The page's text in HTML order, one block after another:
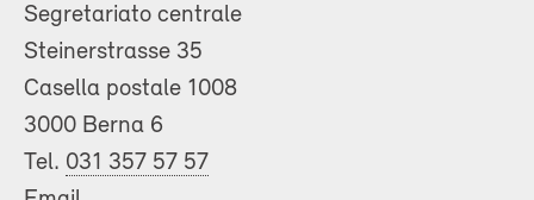
Segretariato centrale
Steinerstrasse 35
Casella postale 1008
3000 Berna 6
Tel. 031 357 57 57